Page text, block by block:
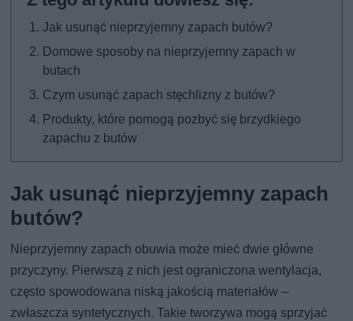
Jak usunąć nieprzyjemny zapach butów?
Domowe sposoby na nieprzyjemny zapach w
butach
Czym usunąć zapach stęchlizny z butów?
Produkty, które pomogą pozbyć się brzydkiego
zapachu z butów
Jak usunąć nieprzyjemny zapach
butów?
Nieprzyjemny zapach obuwia może mieć dwie główne
przyczyny. Pierwszą z nich jest ograniczona wentylacja,
często spowodowana niską jakością materiałów –
zwłaszcza syntetycznych. Takie tworzywa mogą sprzyjać